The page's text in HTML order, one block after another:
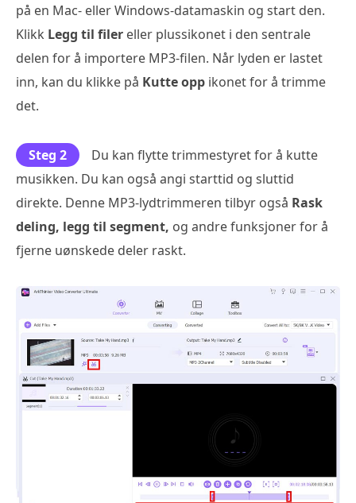
på en Mac- eller Windows-datamaskin og start den.
Klikk Legg til filer eller plussikonet i den sentrale
delen for å importere MP3-filen. Når lyden er lastet
inn, kan du klikke på Kutte opp ikonet for å trimme
det.
Steg 2
Du kan flytte trimmestyret for å kutte
musikken. Du kan også angi starttid og sluttid
direkte. Denne MP3-lydtrimmeren tilbyr også Rask
deling, legg til segment, og andre funksjoner for å
fjerne uønskede deler raskt.